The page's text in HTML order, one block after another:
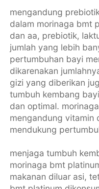
mengandung
dalam morinaga bmt
dan aa, prebiotik,
jumlah yang lebih
pertumbuhan bayi
dikarenakan
gizi yang diberikan
tumbuh kembang
dan optimal.
mengandung vitamin
mendukung
menjaga tumbuh
morinaga bmt
makanan diluar asi,